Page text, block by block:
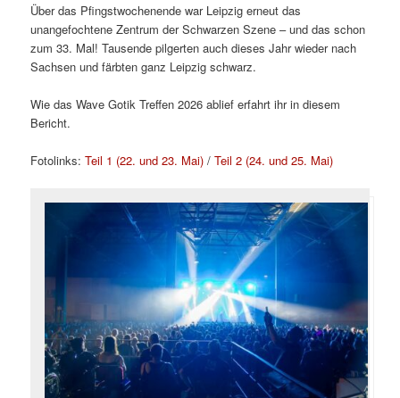
Über das Pfingstwochenende war Leipzig erneut das
unangefochtene Zentrum der Schwarzen Szene – und das schon
zum 33. Mal! Tausende pilgerten auch dieses Jahr wieder nach
Sachsen und färbten ganz Leipzig schwarz.
Wie das Wave Gotik Treffen 2026 ablief erfahrt ihr in diesem
Bericht.
Fotolinks:Teil 1 (22. und 23. Mai) /Teil 2 (24. und 25. Mai)